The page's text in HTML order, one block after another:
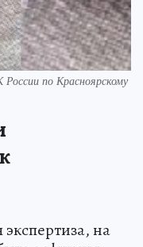
по Красноярскому
экспертиза, на